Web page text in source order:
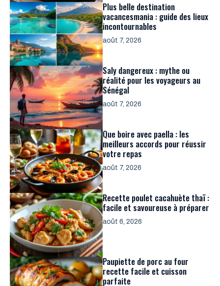
Plus belle destination
vacancesmania : guide des lieux
incontournables
août 7, 2026
Saly dangereux : mythe ou
réalité pour les voyageurs au
Sénégal
août 7, 2026
Que boire avec paella : les
meilleurs accords pour réussir
votre repas
août 7, 2026
Recette poulet cacahuète thaï :
facile et savoureuse à préparer
août 6, 2026
Paupiette de porc au four
recette facile et cuisson
parfaite